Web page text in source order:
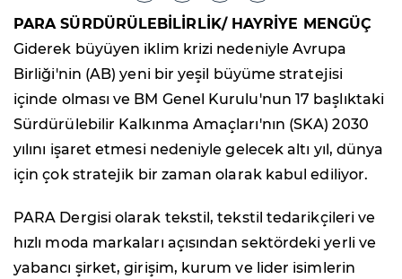
PARA SÜRDÜRÜLEBİLİRLİK/ HAYRİYE MENGÜÇ
Giderek büyüyen iklim krizi nedeniyle Avrupa
Birliği'nin (AB) yeni bir yeşil büyüme stratejisi
içinde olması ve BM Genel Kurulu'nun 17 başlıktaki
Sürdürülebilir Kalkınma Amaçları'nın (SKA) 2030
yılını işaret etmesi nedeniyle gelecek altı yıl, dünya
için çok stratejik bir zaman olarak kabul ediliyor.
PARA Dergisi olarak tekstil, tekstil tedarikçileri ve
hızlı moda markaları açısından sektördeki yerli ve
yabancı şirket, girişim, kurum ve lider isimlerin